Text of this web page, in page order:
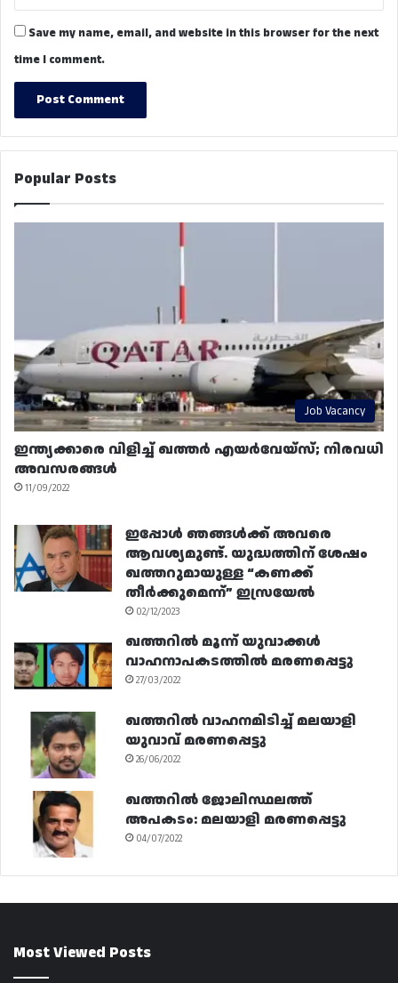
Save my name, email, and website in this browser for the next
time I comment.
Popular Posts
Job Vacancy
ഇന്ത്യക്കാരെ വിളിച്ച് ഖത്തർ എയർവേയ്‌സ്; നിരവധി
അവസരങ്ങൾ
11/09/2022
ഇപ്പോൾ ഞങ്ങൾക്ക് അവരെ
ആവശ്യമുണ്ട്. യുദ്ധത്തിന് ശേഷം
ഖത്തറുമായുള്ള “കണക്ക്
തീർക്കുമെന്ന്” ഇസ്രയേൽ
02/12/2023
ഖത്തറിൽ മൂന്ന് യുവാക്കൾ
വാഹനാപകടത്തിൽ മരണപ്പെട്ടു
27/03/2022
ഖത്തറിൽ വാഹനമിടിച്ച് മലയാളി
യുവാവ് മരണപ്പെട്ടു
26/06/2022
ഖത്തറിൽ ജോലിസ്ഥലത്ത്
അപകടം: മലയാളി മരണപ്പെട്ടു
04/07/2022
Most Viewed Posts